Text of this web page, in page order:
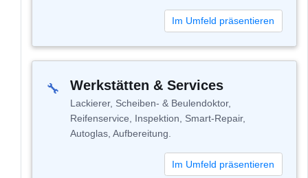
Im Umfeld präsentieren
🔧 Werkstätten & Services
Lackierer, Scheiben- & Beulendoktor,
Reifenservice, Inspektion, Smart-Repair,
Autoglas, Aufbereitung.
Im Umfeld präsentieren